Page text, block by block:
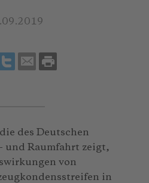
des Deutschen
und Raumfahrt zeigt,
von
in